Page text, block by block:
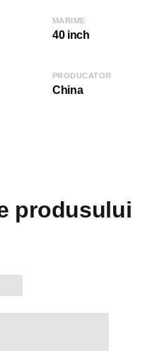
MARIME
40 inch
PRODUCATOR
China
produsului